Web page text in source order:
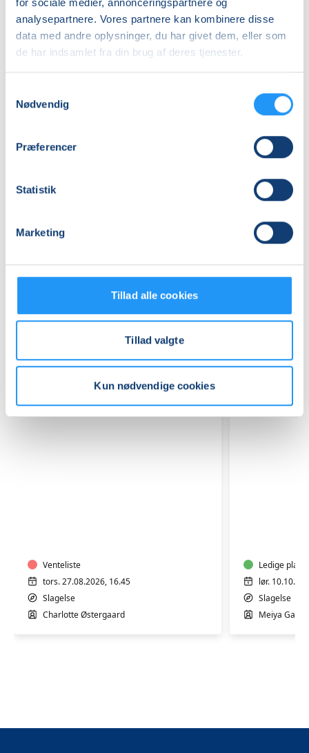
for sociale medier, annonceringspartnere og
analysepartnere. Vores partnere kan kombinere disse
data med andre oplysninger, du har givet dem, eller som
de har indsamlet fra din brug af deres tjenester.
Nødvendig
Præferencer
Statistik
Marketing
Tillad alle cookies
Tillad valgte
Kun nødvendige cookies
Antal mødegange
18mødegange
Adresse
Studio Ann, Stjernebakken 6, 4200, Slagelse
Se på kort
Praktiske oplysninger
Relaterede hold
og
yoga
i
varmt
Venteliste
tors. 27.08.2026, 16.45
Slagelse
Charlotte Østergaard
Bao
boller
Ledige
lør.
Slagelse
Meiya Gan